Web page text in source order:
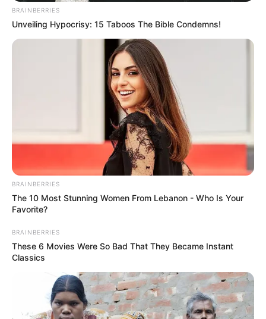
BRAINBERRIES
Unveiling Hypocrisy: 15 Taboos The Bible Condemns!
BRAINBERRIES
The 10 Most Stunning Women From Lebanon - Who Is Your
Favorite?
BRAINBERRIES
These 6 Movies Were So Bad That They Became Instant
Classics